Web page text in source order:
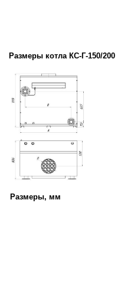
Размеры котла КС-Г-150/200
Размеры, мм